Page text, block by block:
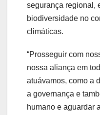
segurança regional,
biodiversidade no
climáticas.
“Prosseguir com
nossa aliança em
atuávamos, como a
a governança e
humano e aguardar